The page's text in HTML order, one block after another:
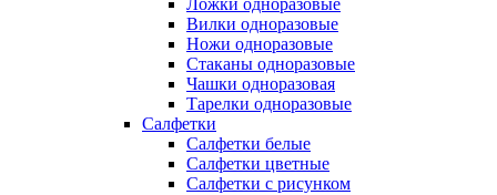
Ложки одноразовые
Вилки одноразовые
Ножи одноразовые
Стаканы одноразовые
Чашки одноразовая
Тарелки одноразовые
Салфетки
Салфетки белые
Салфетки цветные
Салфетки с рисунком